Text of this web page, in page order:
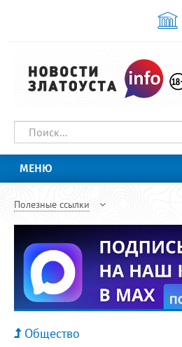
МЕНЮ
Полезные ссылки
Общество